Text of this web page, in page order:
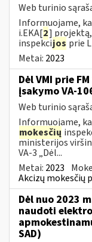
Web turinio
Informuojame,
i.EKA[2]
inspekcijos prie
Metai: 2023
Dėl VMI prie
įsakymo VA-
Web turinio
Informuojame,
mokesčių
ministerijos
VA-3 „Dėl...
Metai: 2023
Akcizų mokesčių
Dėl nuo 2023
naudoti
SAD)